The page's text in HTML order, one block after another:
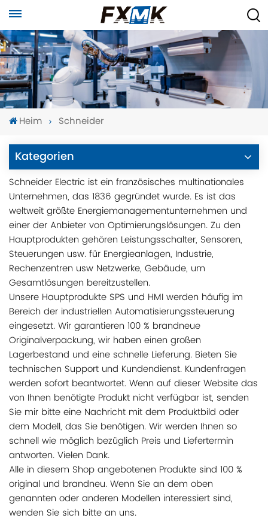
Heim Schneider
Kategorien
Schneider Electric ist ein französisches multinationales
Unternehmen, das 1836 gegründet wurde. Es ist das
weltweit größte Energiemanagementunternehmen und
einer der Anbieter von Optimierungslösungen. Zu den
Hauptprodukten gehören Leistungsschalter, Sensoren,
Steuerungen usw. für Energieanlagen, Industrie,
Rechenzentren usw Netzwerke, Gebäude, um
Gesamtlösungen bereitzustellen.
Unsere Hauptprodukte SPS und HMI werden häufig im
Bereich der industriellen Automatisierungssteuerung
eingesetzt. Wir garantieren 100 % brandneue
Originalverpackung, wir haben einen großen
Lagerbestand und eine schnelle Lieferung. Bieten Sie
technischen Support und Kundendienst. Kundenfragen
werden sofort beantwortet. Wenn auf dieser Website das
von Ihnen benötigte Produkt nicht verfügbar ist, senden
Sie mir bitte eine Nachricht mit dem Produktbild oder
dem Modell, das Sie benötigen. Wir werden Ihnen so
schnell wie möglich bezüglich Preis und Liefertermin
antworten. Vielen Dank.
Alle in diesem Shop angebotenen Produkte sind 100 %
original und brandneu. Wenn Sie an dem oben
genannten oder anderen Modellen interessiert sind,
wenden Sie sich bitte an uns.